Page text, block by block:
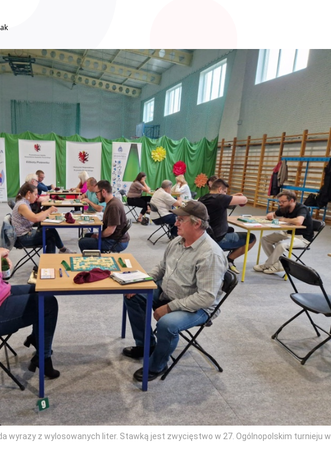
wyrazy z wylosowanych liter. Stawką jest zwycięstwo w 27. Ogólnopolskim turnieju w